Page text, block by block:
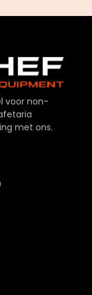
voor non-
met ons.